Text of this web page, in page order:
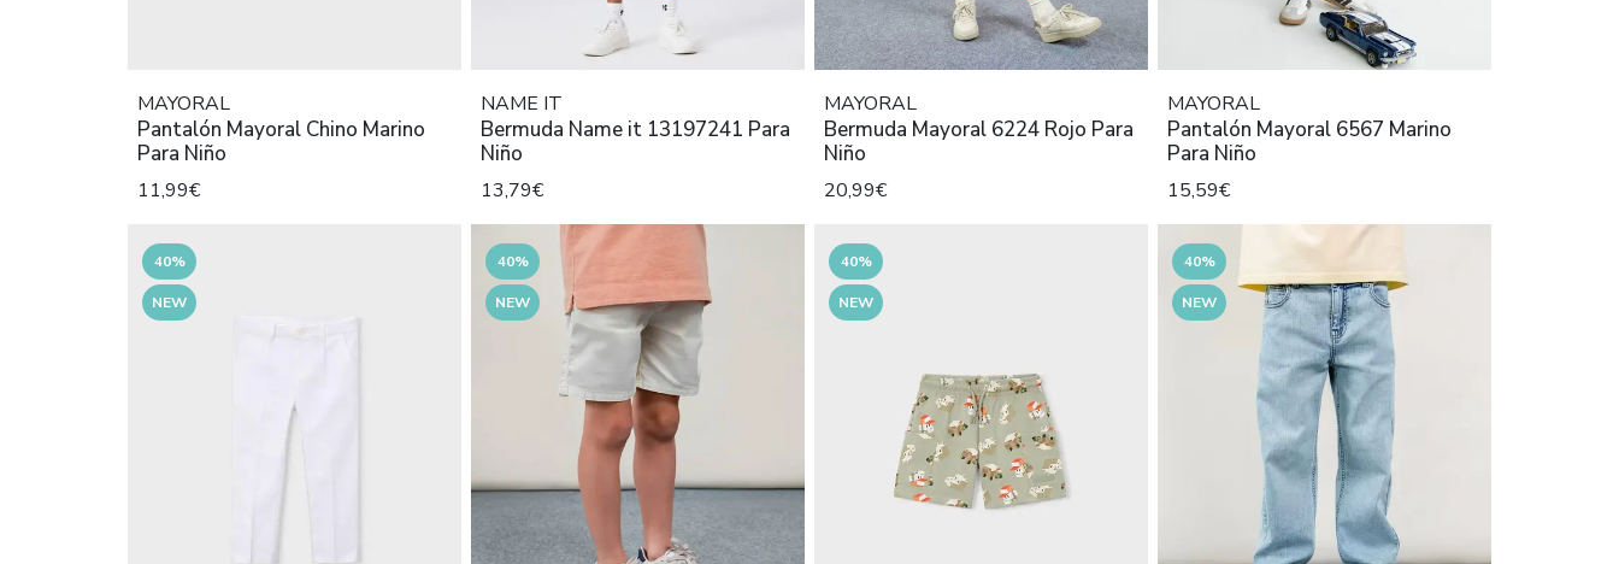
MAYORAL
Pantalón Mayoral Chino Marino
Para Niño
11,99€
NAME IT
Bermuda Name it 13197241 Para
Niño
13,79€
MAYORAL
Bermuda Mayoral 6224 Rojo Para
Niño
20,99€
MAYORAL
Pantalón Mayoral 6567 Marino
Para Niño
15,59€
40%
NEW
40%
NEW
40%
NEW
40%
NEW